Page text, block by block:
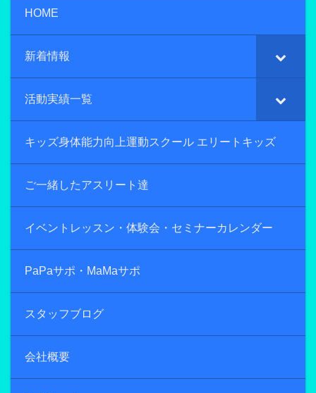
HOME
新着情報
活動実績一覧
キッズ身体能力向上運動スクール エリートキッズ
ご一緒したアスリート達
イベントレッスン・体験会・セミナーカレンダー
PaPaサポ・MaMaサポ
スタッフブログ
会社概要